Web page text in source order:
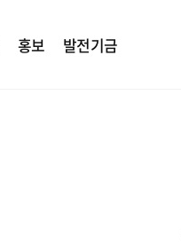
홍보 발전기금